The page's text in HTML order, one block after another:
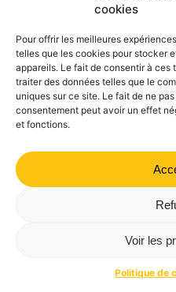
cookies
Pour offrir les meilleures
telles que les cookies pour stocker
appareils. Le fait de consentir à ces
traiter des données telles que le
uniques sur ce site. Le fait de ne
consentement peut avoir un effet
et fonctions.
Voir les
Politique de
Mairie de Valdrôme | 14 rue
Politique de confidentialité